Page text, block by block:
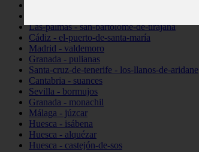
Las-palmas - san-bartolomé-de-tirajana
Cádiz - el-puerto-de-santa-maría
Madrid - valdemoro
Granada - pulianas
Santa-cruz-de-tenerife - los-llanos-de-aridane
Cantabria - suances
Sevilla - bormujos
Granada - monachil
Málaga - júzcar
Huesca - isábena
Huesca - alquézar
Huesca - castejón-de-sos